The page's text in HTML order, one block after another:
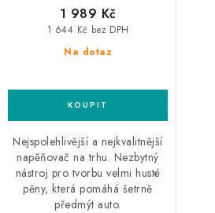
Na dotaz
1 644 Kč bez DPH
1 989 Kč
Nejspolehlivější a nejkvalitnější
napěňovač na trhu. Nezbytný
nástroj pro tvorbu velmi husté
pěny, která pomáhá šetrně
předmýt auto.